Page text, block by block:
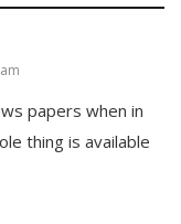
papers when in
thing is available